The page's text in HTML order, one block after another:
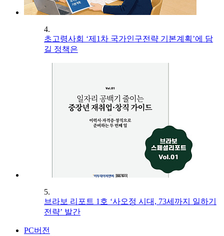
4.
초고령사회 ‘제1차 국가인구전략 기본계획’에 담
길 정책은
5.
브라보 리포트 1호 ‘사오정 시대, 73세까지 일하기
전략’ 발간
PC버전